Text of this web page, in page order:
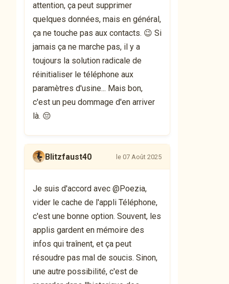
attention, ça peut supprimer
quelques données, mais en général,
ça ne touche pas aux contacts. 😉 Si
jamais ça ne marche pas, il y a
toujours la solution radicale de
réinitialiser le téléphone aux
paramètres d'usine... Mais bon,
c'est un peu dommage d'en arriver
là. 😔
Blitzfaust40 le 07 Août 2025
Je suis d'accord avec @Poezia,
vider le cache de l'appli Téléphone,
c'est une bonne option. Souvent, les
applis gardent en mémoire des
infos qui traînent, et ça peut
résoudre pas mal de soucis. Sinon,
une autre possibilité, c'est de